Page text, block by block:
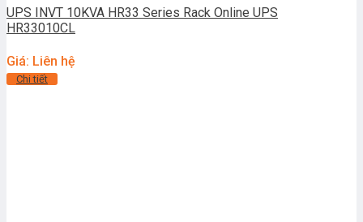
UPS INVT 10KVA HR33 Series Rack Online UPS
HR33010CL
Giá: Liên hệ
Chi tiết